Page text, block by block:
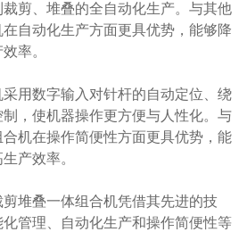
剪、堆叠的全自动化生产。与其他
自动化生产方面更具优势，能够降
率。
用数字输入对针杆的自动定位、绕
，使机器操作更方便与人性化。与
机在操作简便性方面更具优势，能
产效率。
堆叠一体组合机凭借其先进的技
管理、自动化生产和操作简便性等